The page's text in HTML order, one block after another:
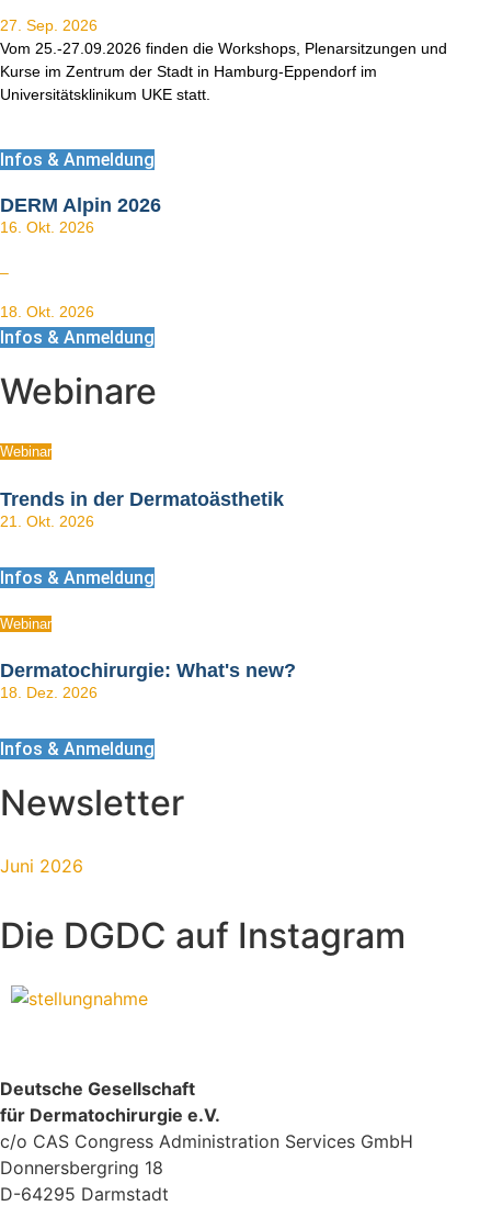
27. Sep. 2026
Vom 25.-27.09.2026 finden die Workshops, Plenarsitzungen und
Kurse im Zentrum der Stadt in Hamburg-Eppendorf im
Universitätsklinikum UKE statt.
Infos & Anmeldung
DERM Alpin 2026
16. Okt. 2026
–
18. Okt. 2026
Infos & Anmeldung
Webinare
Webinar
Trends in der Dermatoästhetik
21. Okt. 2026
Infos & Anmeldung
Webinar
Dermatochirurgie: What's new?
18. Dez. 2026
Infos & Anmeldung
Newsletter
Juni 2026
Die DGDC auf Instagram
Deutsche Gesellschaft
für Dermatochirurgie e.V.
c/o CAS Congress Administration Services GmbH
Donnersbergring 18
D-64295 Darmstadt